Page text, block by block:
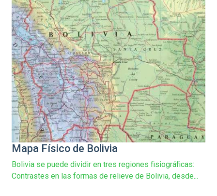
Mapa Físico de Bolivia
Bolivia se puede dividir en tres regiones fisiográficas:
Contrastes en las formas de relieve de Bolivia, desde...